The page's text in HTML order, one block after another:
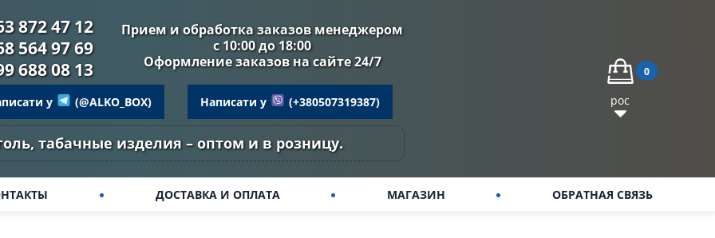
872 47 12
564 97 69
688 08 13
Прием и обработка заказов менеджером
с 10:00 до 18:00
Оформление заказов на сайте 24/7
у (@ALKO_BOX) Написати у (+380507319387)
табачные изделия – оптом и в розницу.
0
рос
ДОСТАВКА И ОПЛАТА МАГАЗИН ОБРАТНАЯ СВЯЗЬ